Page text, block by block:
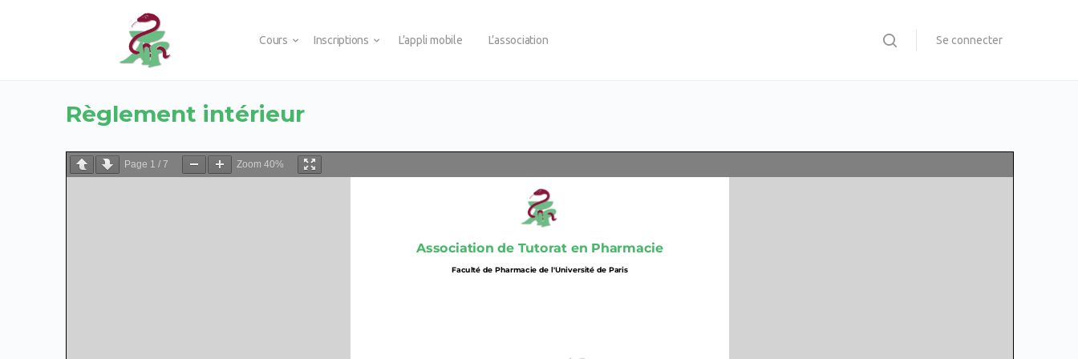
Cours Inscriptions L’appli mobile L’association Se connecter
Règlement intérieur
Page 1 / 7 Zoom 40%